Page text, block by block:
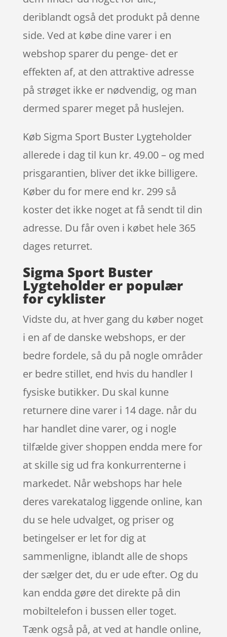
deriblandt også det produkt på denne
side. Ved at købe dine varer i en
webshop sparer du penge- det er
effekten af, at den attraktive adresse
på strøget ikke er nødvendig, og man
dermed sparer meget på huslejen.
Køb Sigma Sport Buster Lygteholder
allerede i dag til kun kr. 49.00 – og med
prisgarantien, bliver det ikke billigere.
Køber du for mere end kr. 299 så
koster det ikke noget at få sendt til din
adresse. Du får oven i købet hele 365
dages returret.
Sigma Sport Buster
Lygteholder er populær
for cyklister
Vidste du, at hver gang du køber noget
i en af de danske webshops, er der
bedre fordele, så du på nogle områder
er bedre stillet, end hvis du handler I
fysiske butikker. Du skal kunne
returnere dine varer i 14 dage. når du
har handlet dine varer, og i nogle
tilfælde giver shoppen endda mere for
at skille sig ud fra konkurrenterne i
markedet. Når webshops har hele
deres varekatalog liggende online, kan
du se hele udvalget, og priser og
betingelser er let for dig at
sammenligne, iblandt alle de shops
der sælger det, du er ude efter. Og du
kan endda gøre det direkte på din
mobiltelefon i bussen eller toget.
Tænk også på, at ved at handle online,